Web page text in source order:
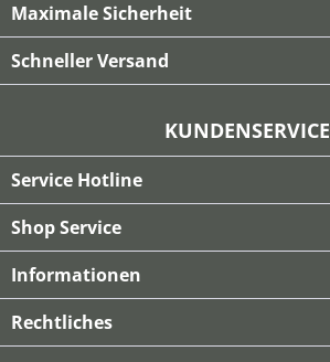
Maximale Sicherheit
Schneller Versand
KUNDENSERVICE
Service Hotline
Shop Service
Informationen
Rechtliches